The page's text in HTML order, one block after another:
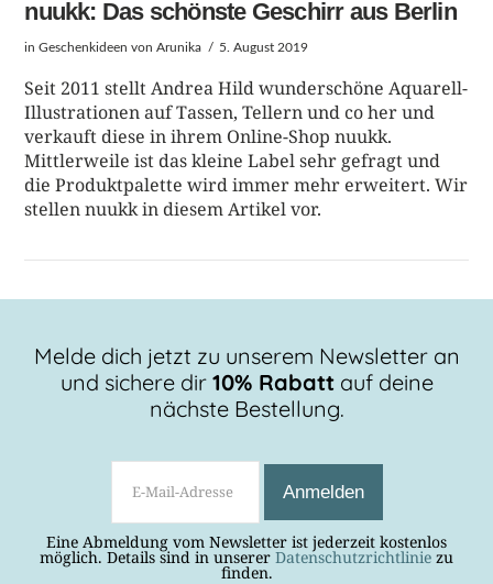
BEITRAG LESEN
nuukk: Das schönste Geschirr aus Berlin
inGeschenkideen von Arunika 5. August 2019
Seit 2011 stellt Andrea Hild wunderschöne Aquarell-
Illustrationen auf Tassen, Tellern und co her und
verkauft diese in ihrem Online-Shop nuukk.
Mittlerweile ist das kleine Label sehr gefragt und
die Produktpalette wird immer mehr erweitert. Wir
stellen nuukk in diesem Artikel vor.
Melde dich jetzt zu unserem Newsletter an
und sichere dir 10% Rabattauf deine
nächste Bestellung.
Eine Abmeldung vom Newsletter ist jederzeit kostenlos
möglich. Details sind in unserer Datenschutzrichtlinie zu
finden.